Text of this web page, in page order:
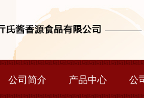
公司简介 产品中心 公